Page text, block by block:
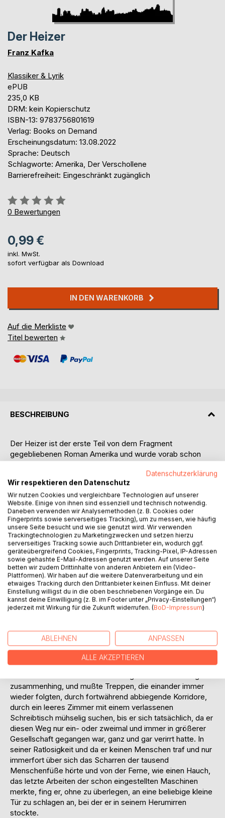
Der Heizer
Franz Kafka
Klassiker & Lyrik
ePUB
235,0 KB
DRM: kein Kopierschutz
ISBN-13: 9783756801619
Verlag: Books on Demand
Erscheinungsdatum: 13.08.2022
Sprache: Deutsch
Schlagworte: Amerika, Der Verschollene
Barrierefreiheit: Eingeschränkt zugänglich
Bewertung::
0%
0 Bewertungen
0,99 €
inkl. MwSt.
sofort verfügbar als Download
IN DEN WARENKORB
Auf die Merkliste
Titel bewerten
BESCHREIBUNG
Der Heizer ist der erste Teil von dem Fragment
gegebliebenen Roman Amerika und wurde vorab schon
Amerika. Er muss ein neues Leben beginnen.
Auszug:
Ein junger Mann, mit dem er während der Fahrt flüchtig
bekannt geworden war, sagte im Vorübergehen: »Ja, haben
Sie denn noch keine Lust, auszusteigen?« »Ich bin doch
fertig«, sagte Karl, ihn anlachend, und hob aus Übermut,
und weil er ein starker Junge war, seinen Koffer auf die
Achsel. Aber wie er über seinen Bekannten hinsah, der ein
wenig seinen Stock schwenkend sich schon mit den
andern entfernte, merkte er bestürzt, daß er seinen
eigenen Regenschirm unten im Schiff vergessen hatte. Er
bat schnell den Bekannten, der nicht sehr beglückt schien,
zu warten, überblickte noch die Situation, um sich bei der
Rückkehr zurechtzufinden, und eilte davon. Unten fand er
zu seinem Bedauern einen Gang, der seinen Weg sehr
verkürzt hätte, zum erstenmal versperrt, was
zusammenhing, und mußte Treppen, die einander immer
wieder folgten, durch fortwährend abbiegende Korridore,
durch ein leeres Zimmer mit einem verlassenen
Schreibtisch mühselig suchen, bis er sich tatsächlich, da er
diesen Weg nur ein- oder zweimal und immer in größerer
Gesellschaft gegangen war, ganz und gar verirrt hatte. In
seiner Ratlosigkeit und da er keinen Menschen traf und nur
immerfort über sich das Scharren der tausend
Menschenfüße hörte und von der Ferne, wie einen Hauch,
das letzte Arbeiten der schon eingestellten Maschinen
merkte, fing er, ohne zu überlegen, an eine beliebige kleine
Tür zu schlagen an, bei der er in seinem Herumirren
stockte.
Datenschutzerklärung
Wir respektieren den Datenschutz
Wir nutzen Cookies und vergleichbare Technologien auf unserer
Website. Einige von ihnen sind essenziell und technisch notwendig.
Daneben verwenden wir Analysemethoden (z. B. Cookies oder
Fingerprints sowie serverseitiges Tracking), um zu messen, wie häufig
unsere Seite besucht und wie sie genutzt wird. Wir verwenden
Trackingtechnologien zu Marketingzwecken und setzen hierzu
serverseitiges Tracking sowie auch Drittanbieter ein, wodurch ggf.
geräteübergreifend Cookies, Fingerprints, Tracking-Pixel, IP-Adressen
sowie gehashte E-Mail-Adressen genutzt werden. Auf unserer Seite
betten wir zudem Drittinhalte von anderen Anbietern ein (Video-
Plattformen). Wir haben auf die weitere Datenverarbeitung und ein
etwaiges Tracking durch den Drittanbieter keinen Einfluss. Mit deiner
Einstellung willigst du in die oben beschriebenen Vorgänge ein. Du
kannst deine Einwilligung (z. B. im Footer unter „Privacy-Einstellungen“)
jederzeit mit Wirkung für die Zukunft widerrufen. (BoD-Impressum)
ABLEHNEN ANPASSEN
ALLE AKZEPTIEREN